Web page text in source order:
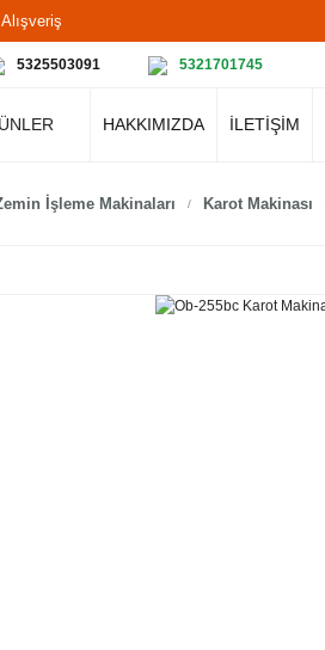
5325503091 5321701745
HAKKIMIZDA İLETİŞİM
İşleme Makinaları Karot Makinası